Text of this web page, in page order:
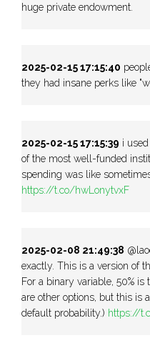
huge private endowment.
2025-02-15 17:15:40
they had insane perks like
2025-02-15 17:15:39 i
of the most well-funded
spending was like
https://t.co/hwLonytvxF
2025-02-08 21:49:38
exactly. This is a version of
For a binary variable, 50%
are other options, but this is
default probability.) https://